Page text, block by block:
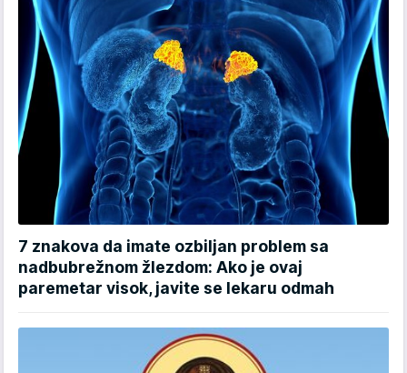
7 znakova da imate ozbiljan problem sa
nadbubrežnom žlezdom: Ako je ovaj
paremetar visok, javite se lekaru odmah